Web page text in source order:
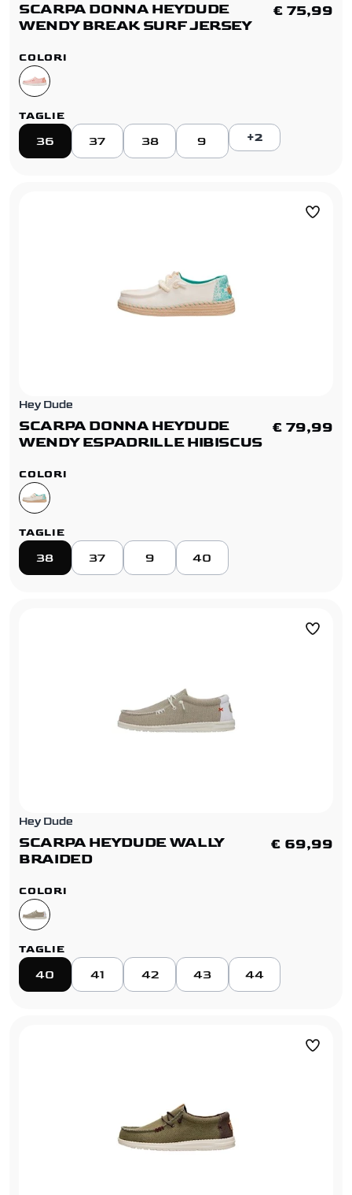
SCARPA DONNA HEYDUDE
WENDY BREAK SURF JERSEY
€ 75,99
COLORI
TAGLIE
36 37 38 9 +2
Hey Dude
SCARPA DONNA HEYDUDE
WENDY ESPADRILLE HIBISCUS
€ 79,99
COLORI
TAGLIE
38 37 9 40
Hey Dude
SCARPA HEYDUDE WALLY
BRAIDED
€ 69,99
COLORI
TAGLIE
40 41 42 43 44